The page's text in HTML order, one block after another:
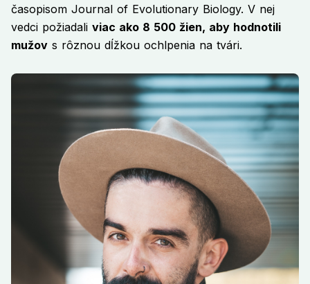
časopisom Journal of Evolutionary Biology. V nej
vedci požiadali viac ako 8 500 žien, aby hodnotili
mužov s rôznou dĺžkou ochlpenia na tvári.